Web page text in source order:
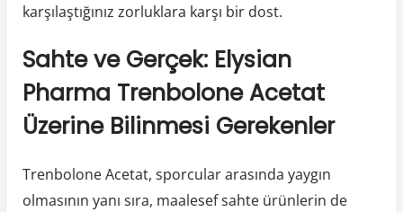
karşılaştığınız zorluklara karşı bir dost.
Sahte ve Gerçek: Elysian
Pharma Trenbolone Acetat
Üzerine Bilinmesi Gerekenler
Trenbolone Acetat, sporcular arasında yaygın
olmasının yanı sıra, maalesef sahte ürünlerin de